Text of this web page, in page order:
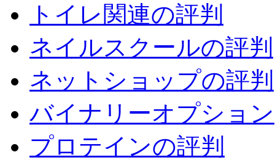
トイレ関連の評判
ネイルスクールの評判
ネットショップの評判
バイナリーオプショ
プロテインの評判